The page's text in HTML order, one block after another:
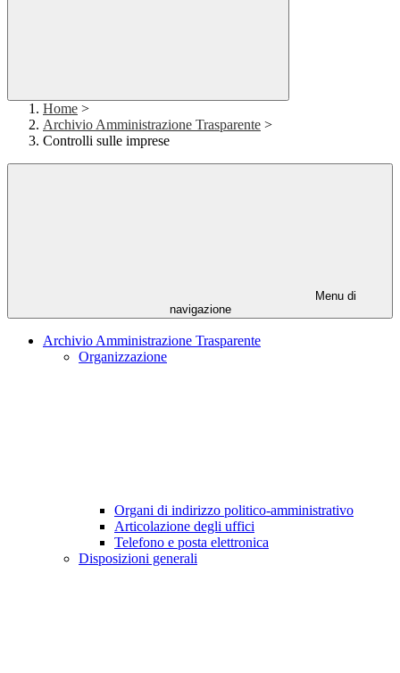
Home >
Archivio Amministrazione Trasparente >
Controlli sulle imprese
Menu di
navigazione
Archivio Amministrazione Trasparente
Organizzazione
Organi di indirizzo politico-amministrativo
Articolazione degli uffici
Telefono e posta elettronica
Disposizioni generali